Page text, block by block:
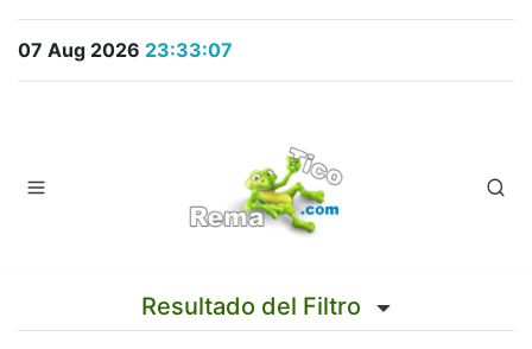
07 Aug 2026 23:33:07
Resultado del Filtro